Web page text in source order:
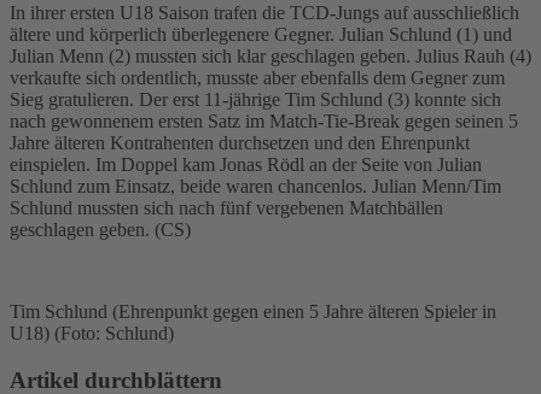
In ihrer ersten U18 Saison trafen die TCD-Jungs auf ausschließlich
ältere und körperlich überlegenere Gegner. Julian Schlund (1) und
Julian Menn (2) mussten sich klar geschlagen geben. Julius Rauh (4)
verkaufte sich ordentlich, musste aber ebenfalls dem Gegner zum
Sieg gratulieren. Der erst 11-jährige Tim Schlund (3) konnte sich
nach gewonnenem ersten Satz im Match-Tie-Break gegen seinen 5
Jahre älteren Kontrahenten durchsetzen und den Ehrenpunkt
einspielen. Im Doppel kam Jonas Rödl an der Seite von Julian
Schlund zum Einsatz, beide waren chancenlos. Julian Menn/Tim
Schlund mussten sich nach fünf vergebenen Matchbällen
geschlagen geben. (CS)
Tim Schlund (Ehrenpunkt gegen einen 5 Jahre älteren Spieler in
U18) (Foto: Schlund)
Artikel durchblättern